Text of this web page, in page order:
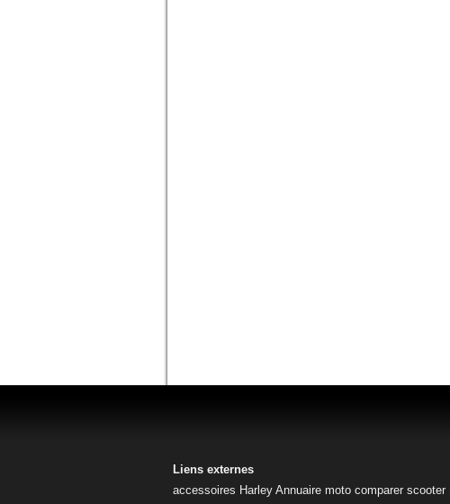
Liens externes
accessoires Harley Annuaire moto comparer scooter